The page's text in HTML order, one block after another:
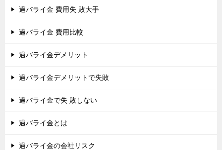
過バライ金 費用失 敗大手
過バライ金 費用比較
過バライ金デメリット
過バライ金デメリットで失敗
過バライ金で失 敗しない
過バライ金とは
過バライ金の会社リスク